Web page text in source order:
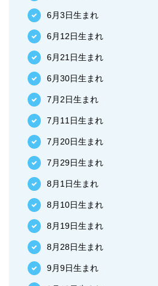
6月3日生まれ
6月12日生まれ
6月21日生まれ
6月30日生まれ
7月2日生まれ
7月11日生まれ
7月20日生まれ
7月29日生まれ
8月1日生まれ
8月10日生まれ
8月19日生まれ
8月28日生まれ
9月9日生まれ